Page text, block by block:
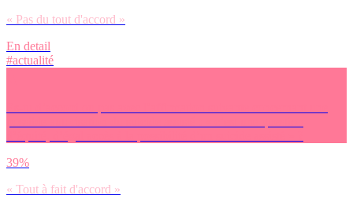
« Pas du tout d'accord »
En detail
#actualité
39%
« Tout à fait d'accord »